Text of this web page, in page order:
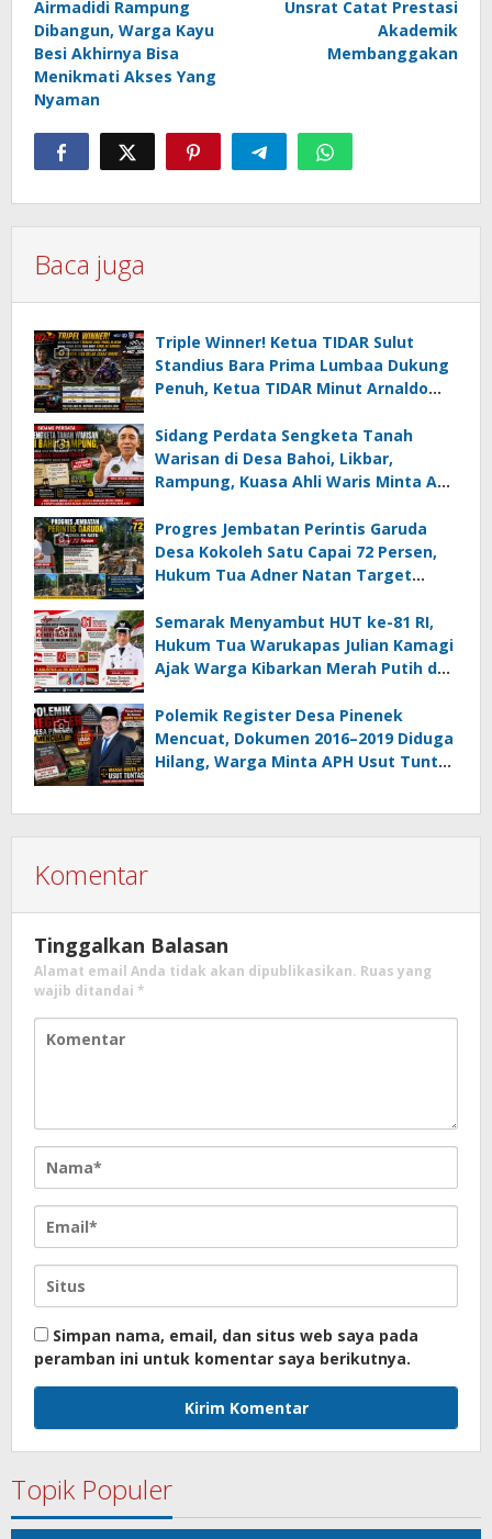
Airmadidi Rampung
Dibangun, Warga Kayu
Besi Akhirnya Bisa
Menikmati Akses Yang
Nyaman
Unsrat Catat Prestasi
Akademik
Membanggakan
Baca juga
Triple Winner! Ketua TIDAR Sulut
Standius Bara Prima Lumbaa Dukung
Penuh, Ketua TIDAR Minut Arnaldo
05 MC JOE Sapu Bersih Tiga Gelar
Juara Umum
Sidang Perdata Sengketa Tanah
Warisan di Desa Bahoi, Likbar,
Rampung, Kuasa Ahli Waris Minta APH
Korupsi Dandes
Progres Jembatan Perintis Garuda
Desa Kokoleh Satu Capai 72 Persen,
Hukum Tua Adner Natan Target
Semarak Menyambut HUT ke-81 RI,
Hukum Tua Warukapas Julian Kamagi
Ajak Warga Kibarkan Merah Putih dan
Polemik Register Desa Pinenek
Mencuat, Dokumen 2016–2019 Diduga
Hilang, Warga Minta APH Usut Tuntas
Komentar
Tinggalkan Balasan
Alamat email Anda tidak akan dipublikasikan. Ruas yang
wajib ditandai *
Simpan nama, email, dan situs web saya pada
peramban ini untuk komentar saya berikutnya.
Topik Populer